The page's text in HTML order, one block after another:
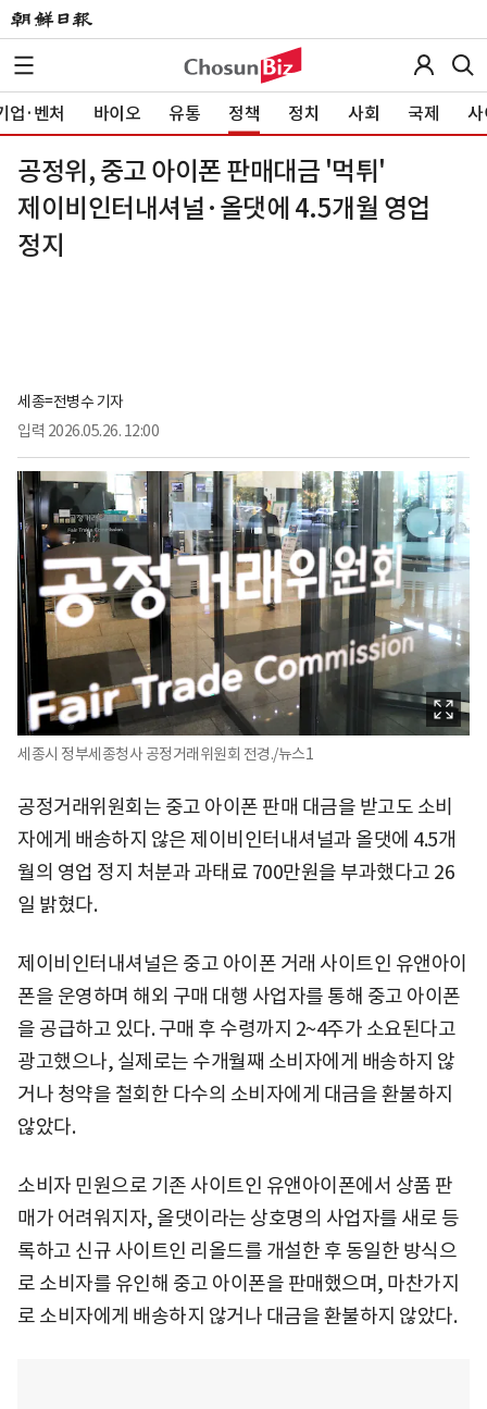
업·벤처 바이오 유통 정책 정치 사회 국제 사
공정위, 중고 아이폰 판매대금 '먹튀'
제이비인터내셔널·올댓에 4.5개월 영업
정지
세종=전병수 기자
입력 2026.05.26. 12:00
세종시 정부세종청사 공정거래위원회 전경./뉴스1
공정거래위원회는 중고 아이폰 판매 대금을 받고도 소비
자에게 배송하지 않은 제이비인터내셔널과 올댓에 4.5개
월의 영업 정지 처분과 과태료 700만원을 부과했다고 26
일 밝혔다.
제이비인터내셔널은 중고 아이폰 거래 사이트인 유앤아이
폰을 운영하며 해외 구매 대행 사업자를 통해 중고 아이폰
을 공급하고 있다. 구매 후 수령까지 2~4주가 소요된다고
광고했으나, 실제로는 수개월째 소비자에게 배송하지 않
거나 청약을 철회한 다수의 소비자에게 대금을 환불하지
않았다.
소비자 민원으로 기존 사이트인 유앤아이폰에서 상품 판
매가 어려워지자, 올댓이라는 상호명의 사업자를 새로 등
록하고 신규 사이트인 리올드를 개설한 후 동일한 방식으
로 소비자를 유인해 중고 아이폰을 판매했으며, 마찬가지
로 소비자에게 배송하지 않거나 대금을 환불하지 않았다.